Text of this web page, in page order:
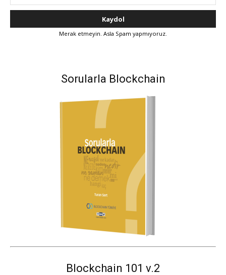
Merak etmeyin. Asla Spam yapmıyoruz.
Sorularla Blockchain
Blockchain 101 v.2